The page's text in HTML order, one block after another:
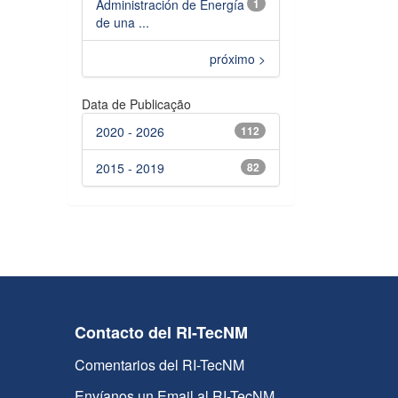
1
Administración de Energía
de una ...
próximo >
Data de Publicação
112
2020 - 2026
82
2015 - 2019
Contacto del RI-TecNM
Comentarios del RI-TecNM